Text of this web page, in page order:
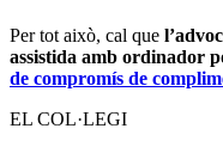
Per tot això, cal que
assistida amb ordinador
de compromís de
EL COL·LEGI